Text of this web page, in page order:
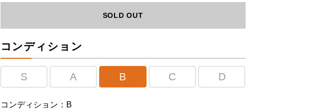
SOLD OUT
コンディション
S A B C D
コンディション：B